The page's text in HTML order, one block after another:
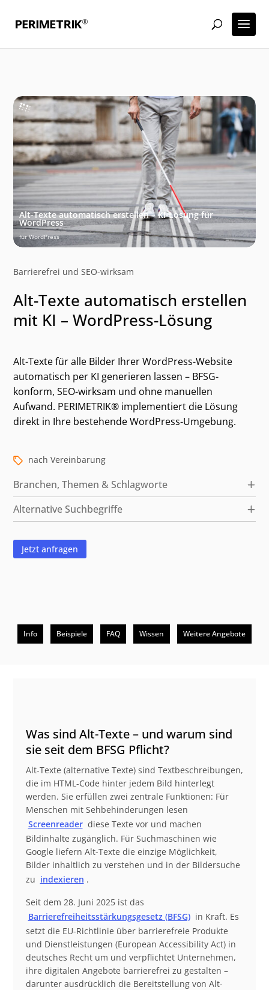
Alt-Texte automatisch erstellen – KI-Lösung für
WordPress
für WordPress
Barrierefrei und SEO-wirksam
Alt-Texte automatisch erstellen
mit KI – WordPress-Lösung
Alt-Texte für alle Bilder Ihrer WordPress-Website
automatisch per KI generieren lassen – BFSG-
konform, SEO-wirksam und ohne manuellen
Aufwand. PERIMETRIK® implementiert die Lösung
direkt in Ihre bestehende WordPress-Umgebung.
nach Vereinbarung
Kategorien und alternative Suchbegriffe
Branchen, Themen & Schlagworte
Alternative Suchbegriffe
Jetzt anfragen
Info Beispiele FAQ Wissen Weitere Angebote
Beschreibung
Was sind Alt-Texte – und warum sind
sie seit dem BFSG Pflicht?
Alt-Texte (alternative Texte) sind Textbeschreibungen,
die im HTML-Code hinter jedem Bild hinterlegt
werden. Sie erfüllen zwei zentrale Funktionen: Für
Menschen mit Sehbehinderungen lesen
Screenreader diese Texte vor und machen
Bildinhalte zugänglich. Für Suchmaschinen wie
Google liefern Alt-Texte die einzige Möglichkeit,
Bilder inhaltlich zu verstehen und in der Bildersuche
zu indexieren .
Seit dem 28. Juni 2025 ist das
Barrierefreiheitsstärkungsgesetz (BFSG) in Kraft. Es
setzt die EU-Richtlinie über barrierefreie Produkte
und Dienstleistungen (European Accessibility Act) in
deutsches Recht um und verpflichtet Unternehmen,
ihre digitalen Angebote barrierefrei zu gestalten –
darunter ausdrücklich die Bereitstellung von Alt-